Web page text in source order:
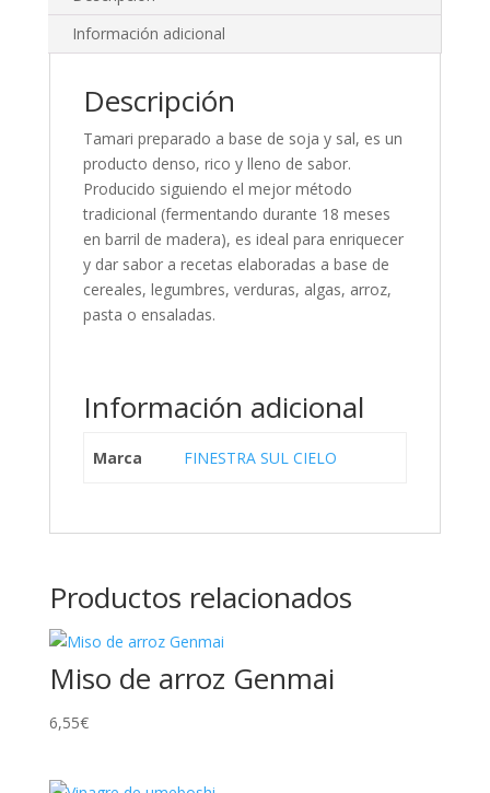
Información adicional
Descripción
Tamari preparado a base de soja y sal, es un
producto denso, rico y lleno de sabor.
Producido siguiendo el mejor método
tradicional (fermentando durante 18 meses
en barril de madera), es ideal para enriquecer
y dar sabor a recetas elaboradas a base de
cereales, legumbres, verduras, algas, arroz,
pasta o ensaladas.
Información adicional
Marca FINESTRA SUL CIELO
Productos relacionados
Miso de arroz Genmai
6,55€